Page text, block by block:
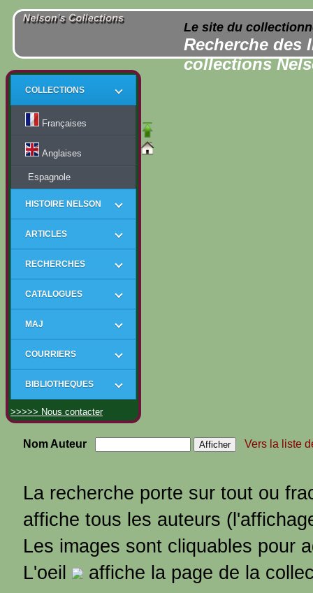
Le site du
Recherche des
collections
COLLECTIONS
Françaises
Anglaises
Espagnole
HISTOIRE NELSON
ARTICLES
RECHERCHES
CATALOGUES
MAJ
COURRIERS
BIBLIOTHEQUES
>>>>> Nous contacter
Nom Auteur Vers la liste
La recherche porte sur tout ou
affiche tous les auteurs
Les images sont cliquables pour
L'oeil
affiche la page de la